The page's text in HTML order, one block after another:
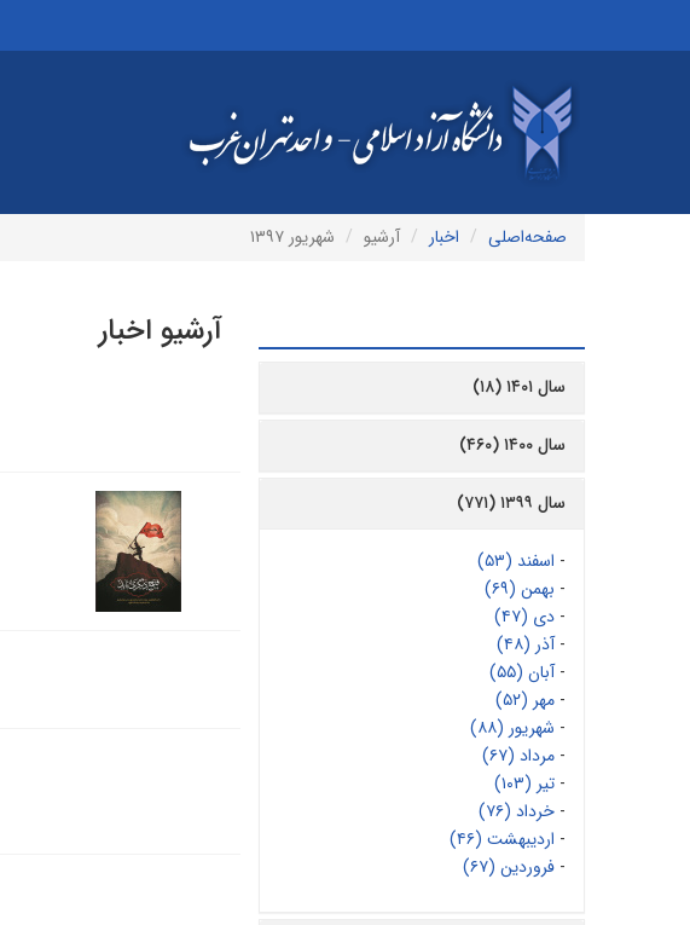
صفحه‌اصلی اخبار آرشیو شهریور ۱۳۹۷
آرشیو اخبار
سال ۱۴۰۱ (۱۸)
سال ۱۴۰۰ (۴۶۰)
سال ۱۳۹۹ (۷۷۱)
- اسفند (۵۳)
- بهمن (۶۹)
- دی (۴۷)
-آذر (۴۸)
-آبان (۵۵)
- مهر (۵۲)
- شهریور (۸۸)
- مرداد (۶۷)
- تیر (۱۰۳)
- خرداد (۷۶)
- اردیبهشت (۴۶)
- فروردین (۶۷)